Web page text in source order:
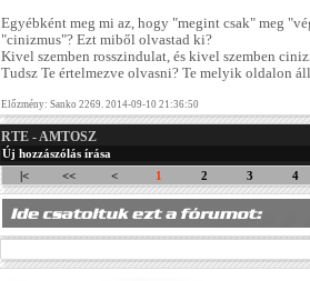
Egyébként meg mi az, hogy "megint csak" meg
"cinizmus"? Ezt miből olvastad ki?
Kivel szemben rosszindulat, és kivel szemben
Tudsz Te értelmezve olvasni? Te melyik oldalon
Előzmény: Sanko 2269. 2014-09-10 21:36:50
RTE - AMTOSZ
Új hozzászólás írása
|<
<< < 1 2 3 4